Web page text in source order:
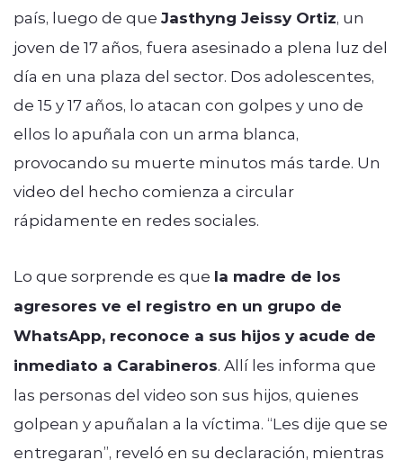
país, luego de que Jasthyng Jeissy Ortiz, un
joven de 17 años, fuera asesinado a plena luz del
día en una plaza del sector. Dos adolescentes,
de 15 y 17 años, lo atacan con golpes y uno de
ellos lo apuñala con un arma blanca,
provocando su muerte minutos más tarde. Un
video del hecho comienza a circular
rápidamente en redes sociales.
Lo que sorprende es que la madre de los
agresores ve el registro en un grupo de
WhatsApp, reconoce a sus hijos y acude de
inmediato a Carabineros. Allí les informa que
las personas del video son sus hijos, quienes
golpean y apuñalan a la víctima. “Les dije que se
entregaran”, reveló en su declaración, mientras